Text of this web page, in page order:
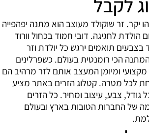
יקר. זר שוקולד מעוצב הוא מתנה יפהפייה
הולדת לחגיגה. דובי חמוד בכחול וורוד
בצבעים תואמים ירגש כל יולדת וזר
הכי רומנטית בעולם. כשפרלינים
מקצועי ומיומן המעצב אותם לזר מרהיב הם
לכל מטרה. קטלוג הזרים באתר מציע
גודל, צבע, עיצוב ומחיר. כל הזרים
של החברות הטובות בארץ ובעולם